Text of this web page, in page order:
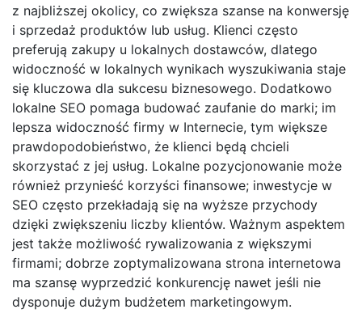
z najbliższej okolicy, co zwiększa szanse na konwersję
i sprzedaż produktów lub usług. Klienci często
preferują zakupy u lokalnych dostawców, dlatego
widoczność w lokalnych wynikach wyszukiwania staje
się kluczowa dla sukcesu biznesowego. Dodatkowo
lokalne SEO pomaga budować zaufanie do marki; im
lepsza widoczność firmy w Internecie, tym większe
prawdopodobieństwo, że klienci będą chcieli
skorzystać z jej usług. Lokalne pozycjonowanie może
również przynieść korzyści finansowe; inwestycje w
SEO często przekładają się na wyższe przychody
dzięki zwiększeniu liczby klientów. Ważnym aspektem
jest także możliwość rywalizowania z większymi
firmami; dobrze zoptymalizowana strona internetowa
ma szansę wyprzedzić konkurencję nawet jeśli nie
dysponuje dużym budżetem marketingowym.